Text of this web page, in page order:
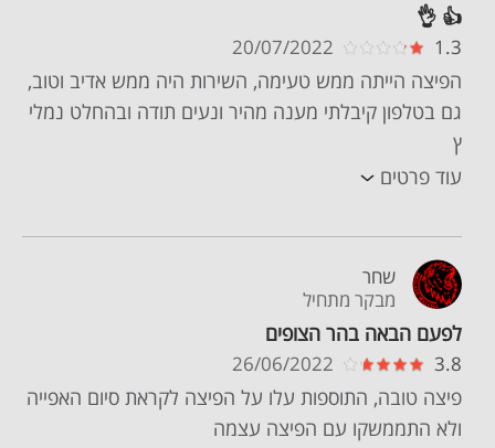
👍 👌
1.3
20/07/2022
הפיצה הייתה ממש טעימה, השירות היה ממש אדיב וטוב,
גם בטלפון קיבלתי מענה מהיר ונעים תודה ובהחלט נמלי
ץ
עוד פרטים
שחר
מבקר מתחיל
לפעם הבאה בהר הצופים
3.8
26/06/2022
פיצה טובה, התוספות עלו על הפיצה לקראת סיום האפייה
ולא התממשקו עם הפיצה עצמה